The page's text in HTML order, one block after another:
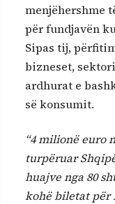
menjëhershme
për fundjavën
Sipas tij,
bizneset,
ardhurat e
së konsumit.
“4 milionë euro
turpëruar
huajve nga 80
kohë biletat për